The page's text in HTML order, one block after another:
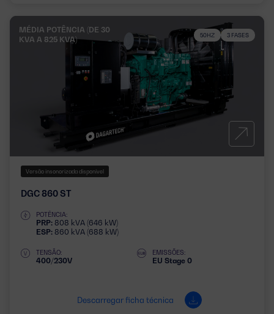
MÉDIA POTÊNCIA (DE 30
KVA A 825 KVA)
50HZ 3 FASES
Versão insonorizada disponível
DGC 860 ST
POTÊNCIA:
PRP: 808 kVA (646 kW)
ESP: 860 kVA (688 kW)
TENSÃO:
400/230V
EMISSÕES:
EU Stage 0
Descarregar ficha técnica